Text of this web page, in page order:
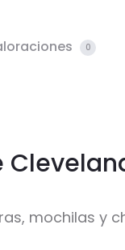
0
mochilas y